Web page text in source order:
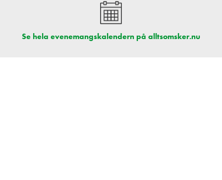
Se hela evenemangskalendern på alltsomsker.nu